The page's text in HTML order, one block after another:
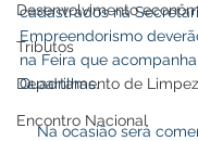
Desenvolvimento
Tributos
Departamento de
Encontro Nacional
cadastrados na
Empreendorismo
na Feira que
Quadrilhas.
    Na ocasião será comercializado